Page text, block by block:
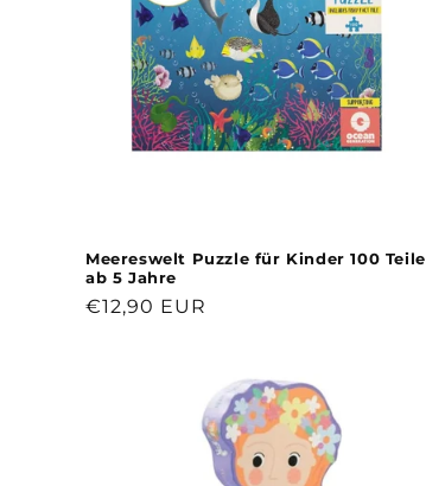
Meereswelt Puzzle für Kinder 100 Teile
ab 5 Jahre
Normaler
€12,90 EUR